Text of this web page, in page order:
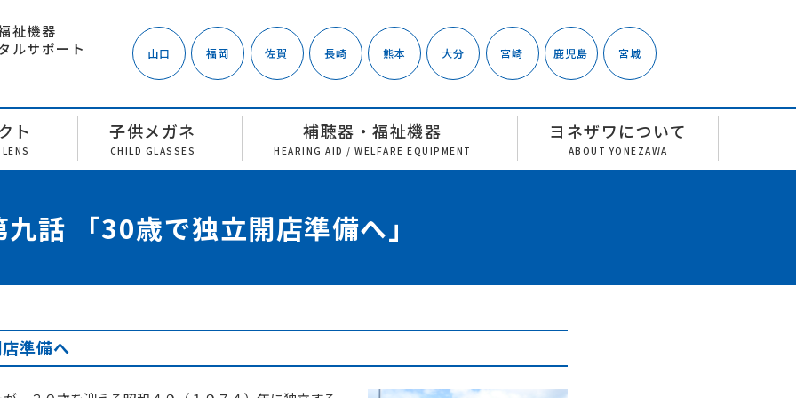
祉機器
ルサポート
山口 福岡 佐賀 長崎 熊本 大分 宮崎 鹿児島 宮城
ト 子供メガネ
CHILD GLASSES
補聴器・福祉機器
HEARING AID / WELFARE EQUIPMENT
ヨネザワについて
ABOUT YONEZAWA
九話 「30歳で独立開店準備へ」
準備へ